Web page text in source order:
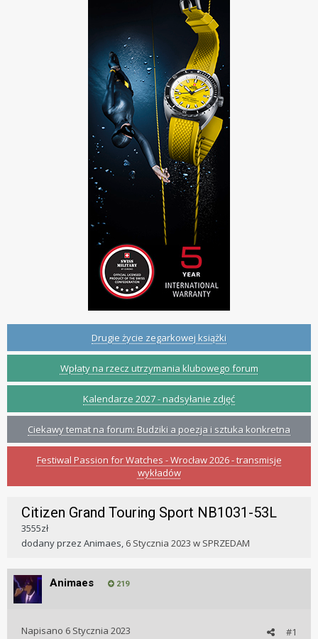
Drugie życie zegarkowej książki
Wpłaty na rzecz utrzymania klubowego forum
Kalendarze 2027 - nadsyłanie zdjęć
Ciekawy temat na forum: Budziki a poezja i sztuka konkretna
Festiwal Passion for Watches - Wrocław 2026 - transmisje
wykładów
Citizen Grand Touring Sport NB1031-53L
3555zł
dodany przez Animaes, 6 Stycznia 2023 w SPRZEDAM
Animaes 219
#1
Napisano 6 Stycznia 2023